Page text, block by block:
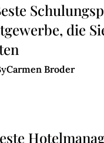
die
Carmen Broder